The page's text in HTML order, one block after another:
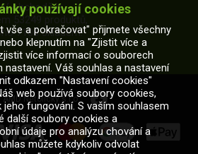
V obchodě je
53249 produktů,
7106 skladem.
Netolický s.r.o.
používají cookies
vše a pokračovat" přijmete všechny
klepnutím na "Zjistit více a
více informací o souborech
nastavení. Váš souhlas a nastavení
odkazem "Nastavení cookies"
web používá soubory cookies,
fungování. S vaším souhlasem
další soubory cookies a
údaje pro analýzu chování a
můžete kdykoliv odvolat